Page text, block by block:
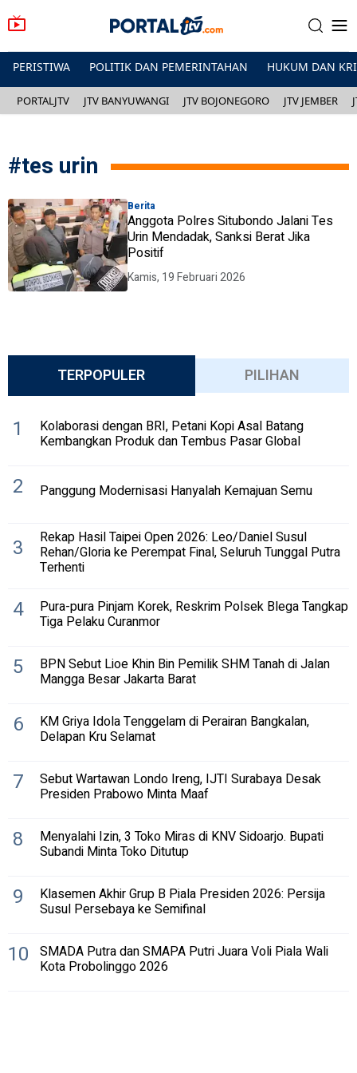
PERISTIWA POLITIK DAN PEMERINTAHAN HUKUM DAN
PORTALJTV JTV BANYUWANGI JTV BOJONEGORO JTV JEMBER
#tes urin
Berita
Anggota Polres Situbondo Jalani Tes
Urin Mendadak, Sanksi Berat Jika
Positif
Kamis, 19 Februari 2026
TERPOPULER PILIHAN
1 Kolaborasi dengan BRI, Petani Kopi Asal Batang
Kembangkan Produk dan Tembus Pasar Global
2 Panggung Modernisasi Hanyalah Kemajuan Semu
3 Rekap Hasil Taipei Open 2026: Leo/Daniel Susul
Rehan/Gloria ke Perempat Final, Seluruh Tunggal Putra
Terhenti
4 Pura-pura Pinjam Korek, Reskrim Polsek Blega Tangkap
Tiga Pelaku Curanmor
5 BPN Sebut Lioe Khin Bin Pemilik SHM Tanah di Jalan
Mangga Besar Jakarta Barat
6 KM Griya Idola Tenggelam di Perairan Bangkalan,
Delapan Kru Selamat
7 Sebut Wartawan Londo Ireng, IJTI Surabaya Desak
Presiden Prabowo Minta Maaf
8 Menyalahi Izin, 3 Toko Miras di KNV Sidoarjo. Bupati
Subandi Minta Toko Ditutup
9 Klasemen Akhir Grup B Piala Presiden 2026: Persija
Susul Persebaya ke Semifinal
10 SMADA Putra dan SMAPA Putri Juara Voli Piala Wali
Kota Probolinggo 2026